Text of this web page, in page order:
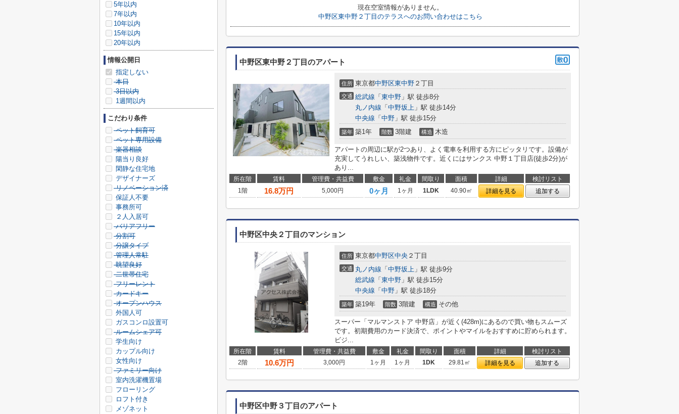
現在空室情報がありません。
中野区東中野２丁目のテラスへのお問い合わせはこちら
中野区東中野２丁目のアパート
住所 東京都中野区東中野 ２丁目
交通 総武線 「 東中野 」駅 徒歩8分
丸ノ内線 「 中野坂上 」駅 徒歩14分
中央線 「 中野 」駅 徒歩15分
築年 築1年 階数 3階建 構造 木造
アパートの周辺に駅が2つあり、よく電車を利用する方にピッタリです。設備が
充実してうれしい、築浅物件です。近くにはサンクス 中野１丁目店(徒歩2分)が
あり...
所在階 賃料 管理費・共益費 敷金 礼金 間取り 面積 詳細
検討リスト
1階
16.8万円 5,000円 0ヶ月 1ヶ月 1LDK 40.90㎡ 詳細を見る 追加する
中野区中央２丁目のマンション
住所 東京都中野区中央 ２丁目
交通 丸ノ内線 「 中野坂上 」駅 徒歩9分
総武線 「 東中野 」駅 徒歩15分
中央線 「 中野 」駅 徒歩18分
築年 築19年 階数 3階建 構造 その他
スーパー「マルマンストア 中野店」が近く(428m)にあるので買い物もスムーズ
です。初期費用のカード決済で、ポイントやマイルをおすすめに貯められます。
ビジ...
所在階 賃料 管理費・共益費 敷金 礼金 間取り 面積 詳細
検討リスト
2階
10.6万円 3,000円 1ヶ月 1ヶ月 1DK 29.81㎡ 詳細を見る 追加する
中野区中野３丁目のアパート
5年以内
7年以内
10年以内
15年以内
20年以内
情報公開日
指定しない
本日
3日以内
1週間以内
こだわり条件
ペット飼育可
ペット専用設備
楽器相談
陽当り良好
閑静な住宅地
デザイナーズ
リノベーション済
保証人不要
事務所可
２人入居可
バリアフリー
分割可
分譲タイプ
管理人常駐
眺望良好
二世帯住宅
フリーレント
カードキー
オープンハウス
外国人可
ガスコンロ設置可
ルームシェア可
学生向け
カップル向け
女性向け
ファミリー向け
室内洗濯機置場
フローリング
ロフト付き
メゾネット